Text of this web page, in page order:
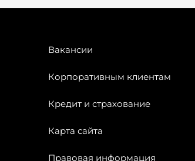
Вакансии
Корпоративным клиентам
Кредит и страхование
Карта сайта
Правовая информация